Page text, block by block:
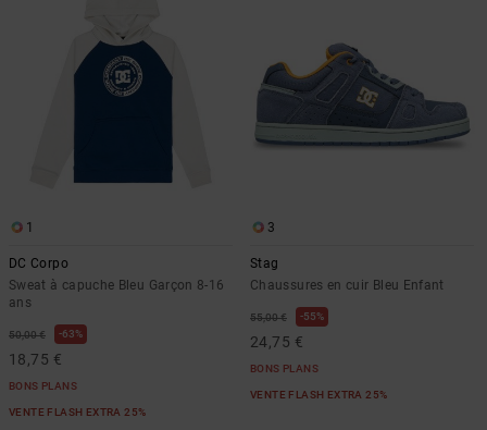
1
DC Corpo
Sweat à capuche Bleu Garçon 8-16
ans
50,00 € 63%
18,75 €
BONS PLANS
VENTE FLASH EXTRA 25%
3
Stag
Chaussures en cuir Bleu Enfant
55,00 € 55%
24,75 €
BONS PLANS
VENTE FLASH EXTRA 25%